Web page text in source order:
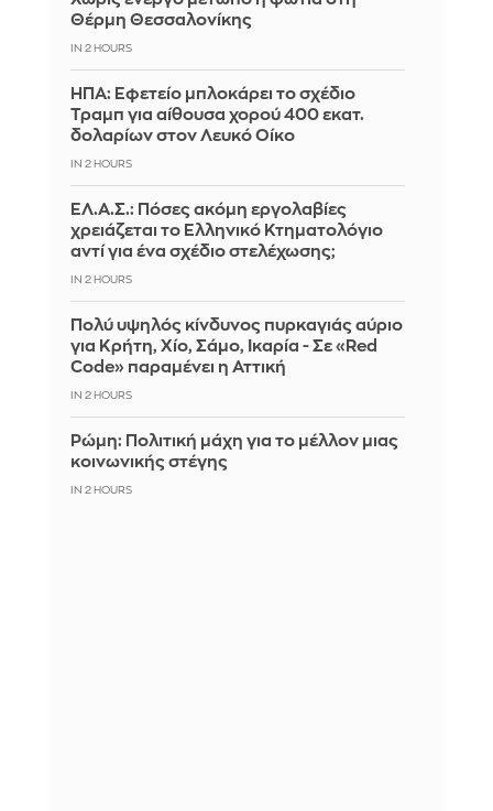
Θέρμη Θεσσαλονίκης
IN 2 HOURS
ΗΠΑ: Εφετείο μπλοκάρει το σχέδιο
Τραμπ για αίθουσα χορού 400 εκατ.
δολαρίων στον Λευκό Οίκο
IN 2 HOURS
ΕΛ.Α.Σ.: Πόσες ακόμη εργολαβίες
χρειάζεται το Ελληνικό Κτηματολόγιο
αντί για ένα σχέδιο στελέχωσης;
IN 2 HOURS
Πολύ υψηλός κίνδυνος πυρκαγιάς αύριο
για Κρήτη, Χίο, Σάμο, Ικαρία - Σε «Red
Code» παραμένει η Αττική
IN 2 HOURS
Ρώμη: Πολιτική μάχη για το μέλλον μιας
κοινωνικής στέγης
IN 2 HOURS